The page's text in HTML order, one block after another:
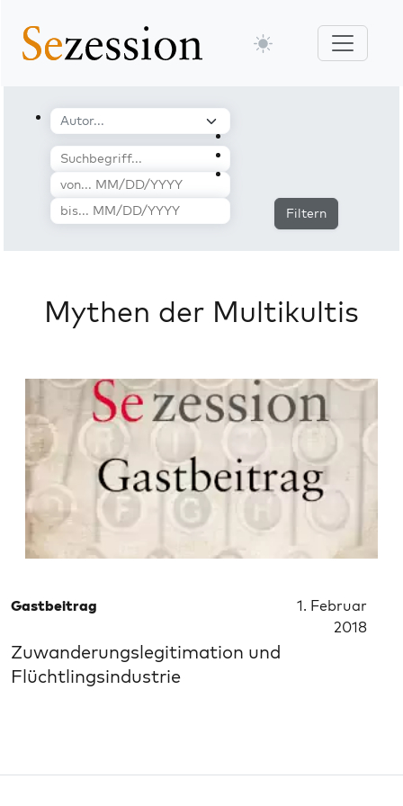
Filtern
Mythen der Multikultis
Gastbeitrag
1. Februar
2018
Zuwanderungslegitimation und
Flüchtlingsindustrie